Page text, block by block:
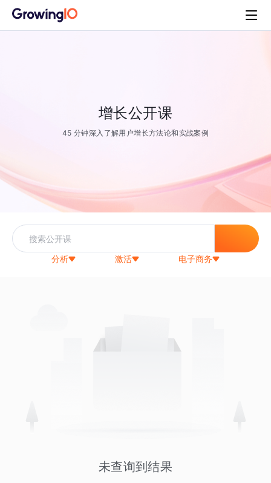
增长公开课
45 分钟深入了解用户增长方法论和实战案例
分析 激活 电子商务
未查询到结果